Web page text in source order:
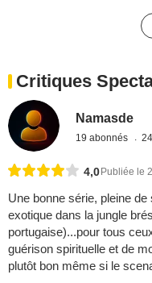
Critiques
Namasde
19 abonnés
4,0Publiée le
Une bonne série, pleine
exotique dans la jungle
portugaise)...pour tous
guérison spirituelle et de
plutôt bon même si le